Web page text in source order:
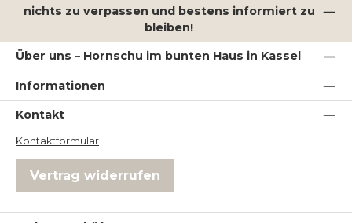
nichts zu verpassen und bestens informiert zu
bleiben!
Über uns – Hornschu im bunten Haus in Kassel
Informationen
Kontakt
Kontaktformular
Vertrag widerrufen